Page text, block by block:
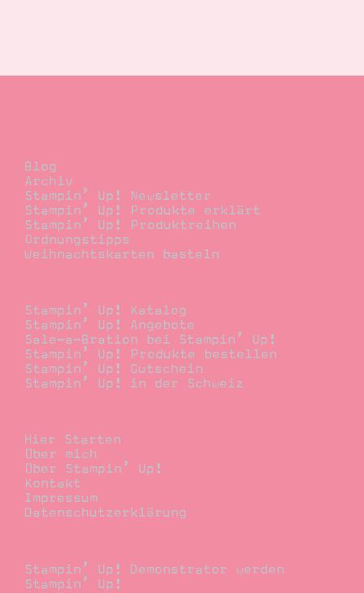
Blog
Archiv
Stampin’ Up! Newsletter
Stampin’ Up! Produkte erklärt
Stampin’ Up! Produktreihen
Ordnungstipps
Weihnachtskarten basteln
Stampin’ Up! Katalog
Stampin’ Up! Angebote
Sale-a-Bration bei Stampin’ Up!
Stampin’ Up! Produkte bestellen
Stampin’ Up! Gutschein
Stampin’ Up! in der Schweiz
Hier Starten
Über mich
Über Stampin’ Up!
Kontakt
Impressum
Datenschutzerklärung
Stampin’ Up! Demonstrator werden
Stampin’ Up!